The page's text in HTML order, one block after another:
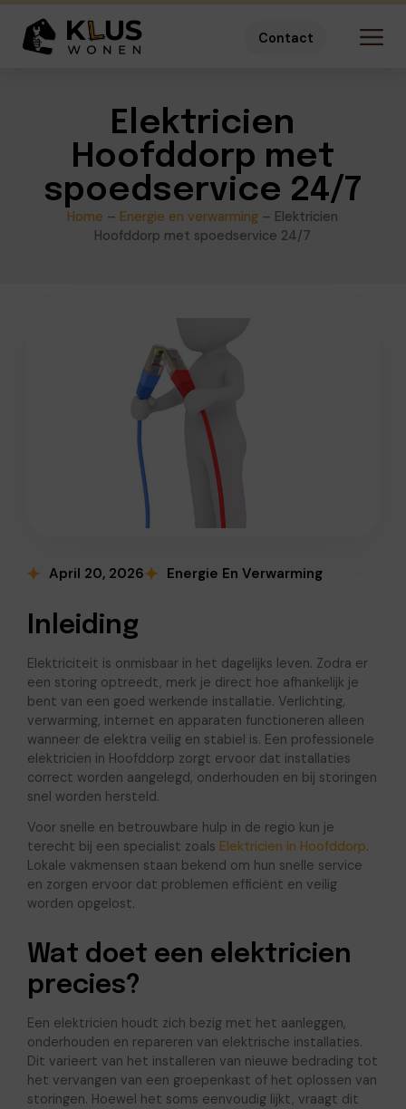
Contact
Elektricien
Hoofddorp met
spoedservice 24/7
Home – Energie en verwarming – Elektricien
Hoofddorp met spoedservice 24/7
April 20, 2026 Energie En Verwarming
Inleiding
Elektriciteit is onmisbaar in het dagelijks leven. Zodra er
een storing optreedt, merk je direct hoe afhankelijk je
bent van een goed werkende installatie. Verlichting,
verwarming, internet en apparaten functioneren alleen
wanneer de elektra veilig en stabiel is. Een professionele
elektricien in Hoofddorp zorgt ervoor dat installaties
correct worden aangelegd, onderhouden en bij storingen
snel worden hersteld.
Voor snelle en betrouwbare hulp in de regio kun je
terecht bij een specialist zoals Elektricien in Hoofddorp.
Lokale vakmensen staan bekend om hun snelle service
en zorgen ervoor dat problemen efficiënt en veilig
worden opgelost.
Wat doet een elektricien
precies?
Een elektricien houdt zich bezig met het aanleggen,
onderhouden en repareren van elektrische installaties.
Dit varieert van het installeren van nieuwe bedrading tot
het vervangen van een groepenkast of het oplossen van
storingen. Hoewel het soms eenvoudig lijkt, vraagt dit